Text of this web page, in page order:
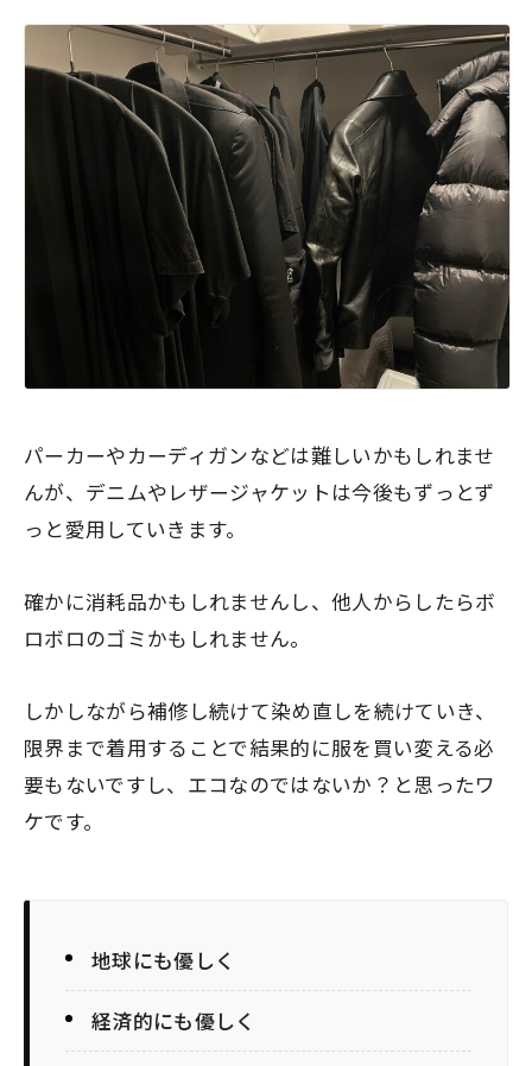
パーカーやカーディガンなどは難しいかもしれませ
んが、デニムやレザージャケットは今後もずっとず
っと愛用していきます。
確かに消耗品かもしれませんし、他人からしたらボ
ロボロのゴミかもしれません。
しかしながら補修し続けて染め直しを続けていき、
限界まで着用することで結果的に服を買い変える必
要もないですし、エコなのではないか？と思ったワ
ケです。
地球にも優しく
経済的にも優しく